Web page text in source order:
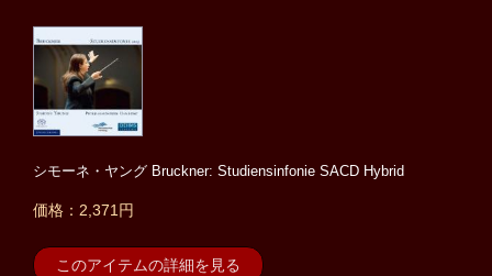
シモーネ・ヤング Bruckner: Studiensinfonie SACD Hybrid
価格：2,371円
このアイテムの詳細を見る